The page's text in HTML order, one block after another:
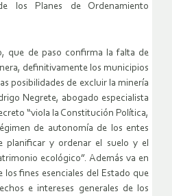
los Planes de Ordenamiento
que de paso confirma la falta de
definitivamente los municipios
posibilidades de excluir la minería
Negrete, abogado especialista
“viola la Constitución Política,
de autonomía de los entes
planificar y ordenar el suelo y el
ecológico”. Además va en
fines esenciales del Estado que
e intereses generales de los